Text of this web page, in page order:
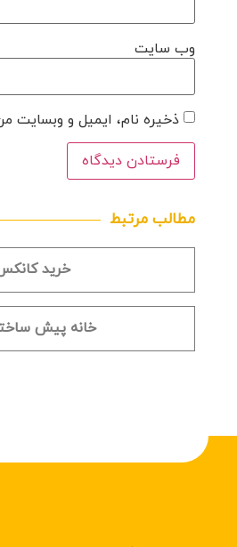
وب‌ سایت
ذخیره نام، ایمیل و وبسایت
مطالب مرتبط
خرید
خانه پیش